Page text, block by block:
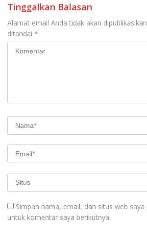
Tinggalkan Balasan
Alamat email Anda tidak akan
ditandai *
Simpan nama, email, dan situs web
untuk komentar saya berikutnya.